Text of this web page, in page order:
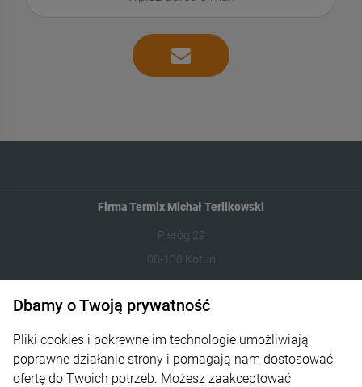
Firma Termix Michał Terlikowski
Pieróg 29
08-130 Kotuń
531-422-377
Informacje
Dbamy o Twoją prywatność
Pliki cookies i pokrewne im technologie umożliwiają
poprawne działanie strony i pomagają nam dostosować
ofertę do Twoich potrzeb. Możesz zaakceptować